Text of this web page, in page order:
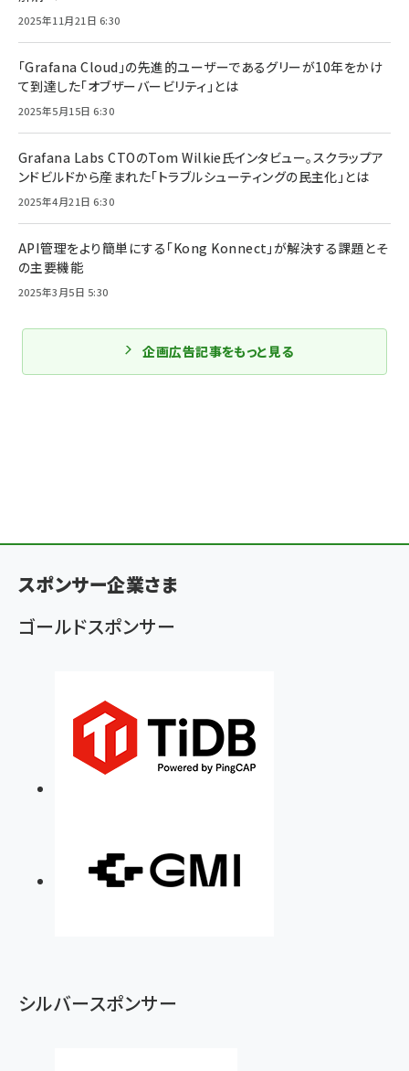
2025年11月21日 6:30
「Grafana Cloud」の先進的ユーザーであるグリーが10年をかけ
て到達した「オブザーバービリティ」とは
2025年5月15日 6:30
Grafana Labs CTOのTom Wilkie氏インタビュー。スクラップア
ンドビルドから産まれた「トラブルシューティングの民主化」とは
2025年4月21日 6:30
API管理をより簡単にする「Kong Konnect」が解決する課題とそ
の主要機能
2025年3月5日 5:30
企画広告記事をもっと見る
スポンサー企業さま
ゴールドスポンサー
シルバースポンサー